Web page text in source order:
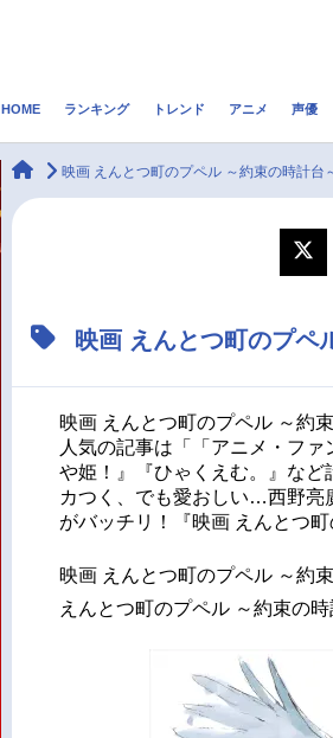
音楽
アニメ記事一覧
声優記事一覧
HOME ランキング トレンド アニメ 声優
animateTimes
映画 えんとつ町のプペル ～約束の時計台
映画 えんとつ町のプペ
映画 えんとつ町のプペル ～約
人気の記事は「「アニメ・フ
や姫！』『ひゃくえむ。』な
カつく、でも愛おしい…西野亮
がバッチリ！『映画 えんとつ
映画 えんとつ町のプペル ～約
えんとつ町のプペル ～約束の